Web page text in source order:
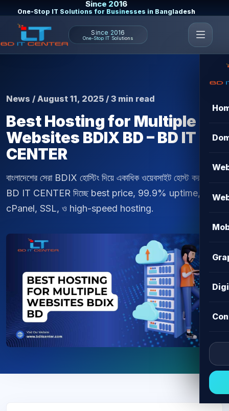
Since 2016
One-Stop IT Solutions for Businesses in Bangladesh
Since 2016
One-Stop IT Solutions
News / August 11, 2025 / 3 min read
Best Hosting for Multiple
Websites BDIX BD – BD IT
CENTER
বাংলাদেশের সেরা BDIX হোস্টিং দিয়ে একাধিক ওয়েবসাইট হোস্ট করুন।
BD IT CENTER দিচ্ছে best price, 99.9% uptime, free
cPanel, SSL, ও high-speed hosting.